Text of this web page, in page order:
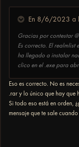
En 8/6/2023 a
Gracias por contestar @
Es correcto. El realmlist
ha llegado a instalar
clico en el .exe para
Eso es correcto. No es
.rar y lo único que hay que
Si todo eso está en orden,
mensaje que te sale